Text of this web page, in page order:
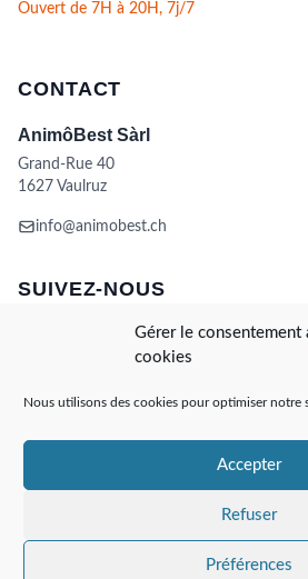
Gérer le consentement
cookies
Nous utilisons des cookies pour optimiser notre
Accepter
Refuser
Préférences
Ouvert de 7H à 20H, 7j/7
CONTACT
AnimôBest Sàrl
Grand-Rue 40
1627 Vaulruz
info@animobest.ch
SUIVEZ-NOUS
POLITIQUE DE COOKIES
Copyright 2026 ©